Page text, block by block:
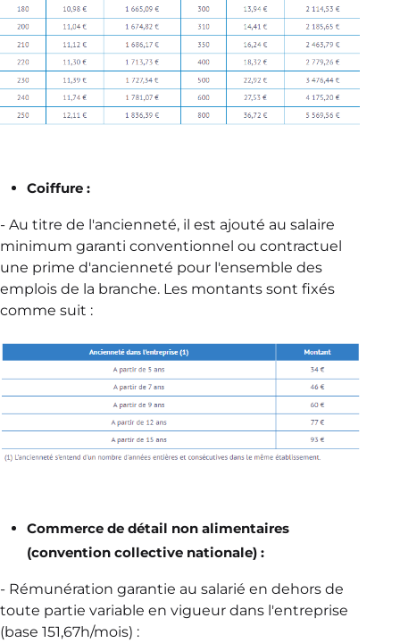
Coiffure :
- Au titre de l'ancienneté, il est ajouté au salaire
minimum garanti conventionnel ou contractuel
une prime d'ancienneté pour l'ensemble des
emplois de la branche. Les montants sont fixés
comme suit :
Commerce de détail non alimentaires
(convention collective nationale) :
- Rémunération garantie au salarié en dehors de
toute partie variable en vigueur dans l'entreprise
(base 151,67h/mois) :